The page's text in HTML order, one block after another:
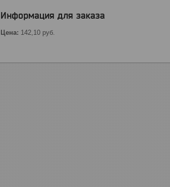
Информация для заказа
Цена: 142,10 руб.